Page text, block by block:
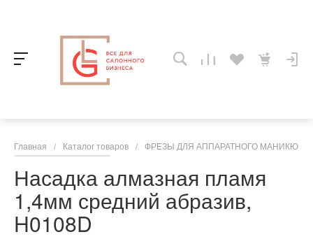
Главная / Каталог товаров / ФРЕЗЫ ДЛЯ АППАРАТНОГО
Насадка алмазная пламя
1,4мм средний абразив,
H0108D